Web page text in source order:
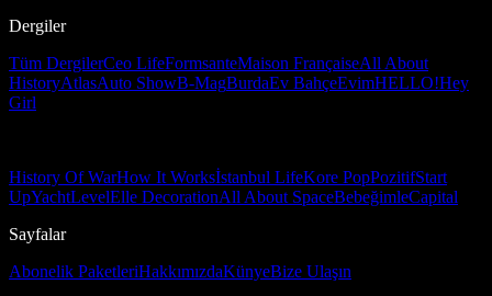
Dergiler
Tüm DergilerCeo LifeFormsanteMaison FrançaiseAll About
HistoryAtlasAuto ShowB-MagBurdaEv BahçeEvimHELLO!Hey
Girl
History Of WarHow It Worksİstanbul LifeKore PopPozitifStart
UpYachtLevelElle DecorationAll About SpaceBebeğimleCapital
Sayfalar
Abonelik PaketleriHakkımızdaKünyeBize Ulaşın